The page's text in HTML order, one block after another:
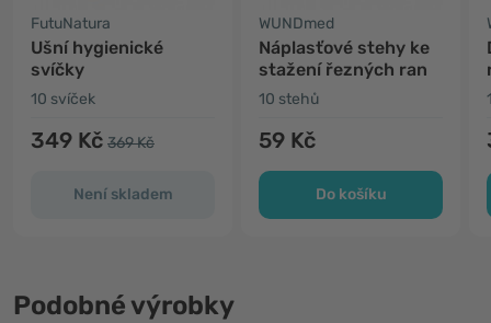
FutuNatura
Ušní hygienické
svíčky
10 svíček
349 Kč 369 Kč
Není skladem
WUNDmed
Náplasťové stehy ke
stažení řezných ran
10 stehů
59 Kč
Do košíku
Podobné výrobky